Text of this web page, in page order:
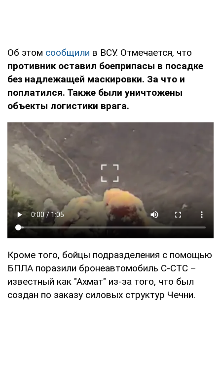
Об этом сообщили в ВСУ. Отмечается, что
противник оставил боеприпасы в посадке
без надлежащей маскировки. За что и
поплатился. Также были уничтожены
объекты логистики врага.
Кроме того, бойцы подразделения с помощью
БПЛА поразили бронеавтомобиль С-СТС –
известный как "Ахмат" из-за того, что был
создан по заказу силовых структур Чечни.